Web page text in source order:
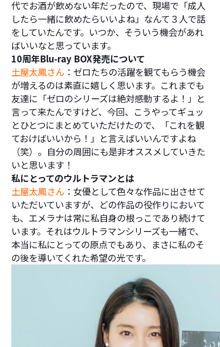
代でお酒が飲めない年だったので、現場で「成人
したら一緒に飲めたらいいよね」なんて３人で話
をしていたんです。いつか、そういう機会があれ
ばいいなと思っています。
10周年Blu-ray BOX発売について
土屋太鳳さん：ゼロたちの活躍を観てもらう機会
が増えるのは素直に嬉しく思います。これまでも
友達に「ゼロのシリーズは絶対感動するよ！」と
言って来たんですけど、今回、こうやってギュッ
とひとつにまとめていただけたので、「これを観
ておけばいいから！」と言えばいいんですよね
（笑）。自分の周囲にも是非オススメしていきた
いと思います！
私にとってのウルトラマンとは
土屋太鳳さん：女優として色々な作品に出させて
いただいていますが、どの作品の役作りにおいて
も、エメラナは常に私自身の根っこであり続けて
います。それはウルトラマンシリーズも一緒で、
本当に私にとっての原点でもあり、まさに私のそ
の後を導いてくれた希望の光です。